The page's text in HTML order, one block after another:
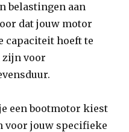
belastingen aan
dat jouw motor
capaciteit hoeft te
zijn voor
een bootmotor kiest
voor jouw specifieke